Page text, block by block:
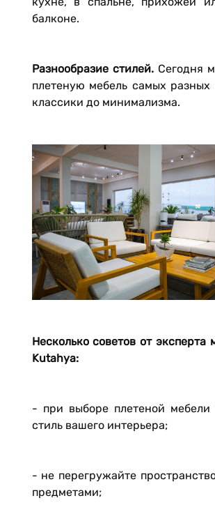
балконе.
Разнообразие стилей. Сегодня
плетеную мебель самых разных
классики до минимализма.
Несколько советов от эксперта
Kutahya:
- при выборе плетеной мебели
стиль вашего интерьера;
- не перегружайте
предметами;